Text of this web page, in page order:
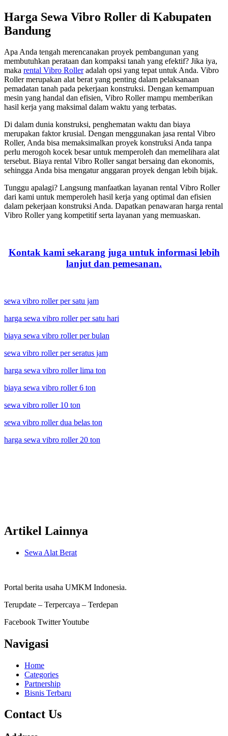
Harga Sewa Vibro Roller di Kabupaten
Bandung
Apa Anda tengah merencanakan proyek pembangunan yang
membutuhkan perataan dan kompaksi tanah yang efektif? Jika iya,
maka rental Vibro Rolleradalah opsi yang tepat untuk Anda. Vibro
Roller merupakan alat berat yang penting dalam pelaksanaan
pemadatan tanah pada pekerjaan konstruksi. Dengan kemampuan
mesin yang handal dan efisien, Vibro Roller mampu memberikan
hasil kerja yang maksimal dalam waktu yang terbatas.
Di dalam dunia konstruksi, penghematan waktu dan biaya
merupakan faktor krusial. Dengan menggunakan jasa rental Vibro
Roller, Anda bisa memaksimalkan proyek konstruksi Anda tanpa
perlu merogoh kocek besar untuk memperoleh dan memelihara alat
tersebut. Biaya rental Vibro Roller sangat bersaing dan ekonomis,
sehingga Anda bisa mengatur anggaran proyek dengan lebih bijak.
Tunggu apalagi? Langsung manfaatkan layanan rental Vibro Roller
dari kami untuk memperoleh hasil kerja yang optimal dan efisien
dalam pekerjaan konstruksi Anda. Dapatkan penawaran harga rental
Vibro Roller yang kompetitif serta layanan yang memuaskan.
Kontak kami sekarang juga untuk informasi lebih
lanjut dan pemesanan.
sewa vibro roller per satu jam
harga sewa vibro roller per satu hari
biaya sewa vibro roller per bulan
sewa vibro roller per seratus jam
harga sewa vibro roller lima ton
biaya sewa vibro roller 6 ton
sewa vibro roller 10 ton
sewa vibro roller dua belas ton
harga sewa vibro roller 20 ton
Artikel Lainnya
Sewa Alat Berat
Portal berita usaha UMKM Indonesia.
Terupdate – Terpercaya – Terdepan
Facebook TwitterYoutube
Navigasi
Home
Categories
Partnership
Bisnis Terbaru
Contact Us